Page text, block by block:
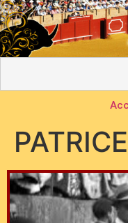
PATRICE